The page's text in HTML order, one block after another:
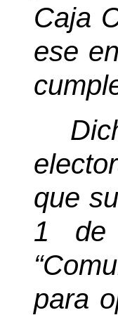
Caja
ese
que
1 de
para